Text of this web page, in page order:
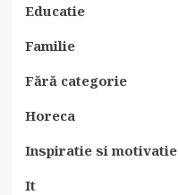
Educatie
Familie
Fără categorie
Horeca
Inspiratie si motivatie
It